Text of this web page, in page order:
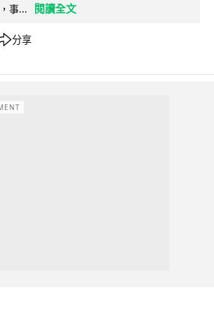
事... 閱讀全文
分享